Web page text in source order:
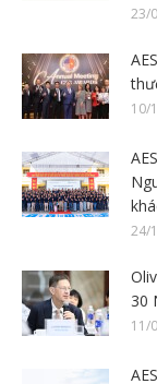
23/
10/
24/
30
11/